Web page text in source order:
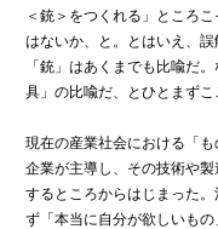
＜銃＞をつくれる」ところ
はないか、と。とはいえ、
「銃」はあくまでも比喩だ
具」の比喩だ、とひとまずこ
現在の産業社会における「
企業が主導し、その技術や
するところからはじまった
ず「本当に自分が欲しいも